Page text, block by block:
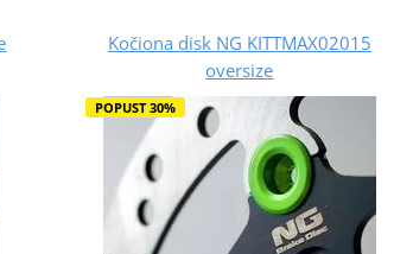
Kočiona disk NG KITTMAX02015
oversize
POPUST 30%